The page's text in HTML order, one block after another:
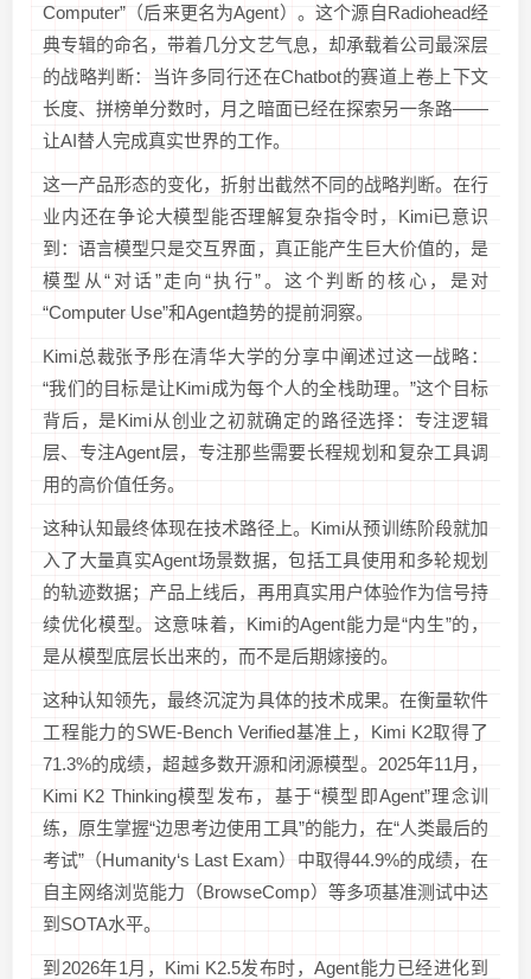
Computer”（后来更名为Agent）。这个源自Radiohead经
典专辑的命名，带着几分文艺气息，却承载着公司最深层
的战略判断：当许多同行还在Chatbot的赛道上卷上下文
长度、拼榜单分数时，月之暗面已经在探索另一条路——
让AI替人完成真实世界的工作。
这一产品形态的变化，折射出截然不同的战略判断。在行
业内还在争论大模型能否理解复杂指令时，Kimi已意识
到：语言模型只是交互界面，真正能产生巨大价值的，是
模型从“对话”走向“执行”。这个判断的核心，是对
“Computer Use”和Agent趋势的提前洞察。
Kimi总裁张予彤在清华大学的分享中阐述过这一战略：
“我们的目标是让Kimi成为每个人的全栈助理。”这个目标
背后，是Kimi从创业之初就确定的路径选择：专注逻辑
层、专注Agent层，专注那些需要长程规划和复杂工具调
用的高价值任务。
这种认知最终体现在技术路径上。Kimi从预训练阶段就加
入了大量真实Agent场景数据，包括工具使用和多轮规划
的轨迹数据；产品上线后，再用真实用户体验作为信号持
续优化模型。这意味着，Kimi的Agent能力是“内生”的，
是从模型底层长出来的，而不是后期嫁接的。
这种认知领先，最终沉淀为具体的技术成果。在衡量软件
工程能力的SWE-Bench Verified基准上，Kimi K2取得了
71.3%的成绩，超越多数开源和闭源模型。2025年11月，
Kimi K2 Thinking模型发布，基于“模型即Agent”理念训
练，原生掌握“边思考边使用工具”的能力，在“人类最后的
考试”（Humanity‘s Last Exam）中取得44.9%的成绩，在
自主网络浏览能力（BrowseComp）等多项基准测试中达
到SOTA水平。
到2026年1月，Kimi K2.5发布时，Agent能力已经进化到